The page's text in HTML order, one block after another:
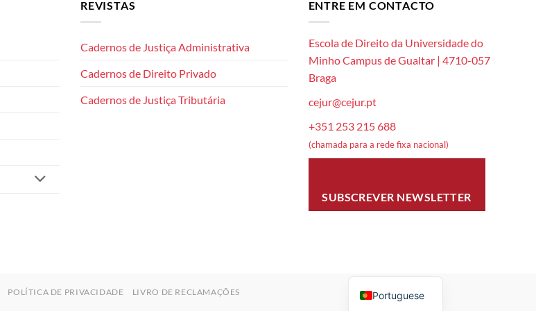
REVISTAS
Cadernos de Justiça Administrativa
Cadernos de Direito Privado
Cadernos de Justiça Tributária
ENTRE EM CONTACTO
Escola de Direito da Universidade do
Minho Campus de Gualtar | 4710-057
Braga
cejur@cejur.pt
+351 253 215 688
(chamada para a rede fixa nacional)
SUBSCREVER NEWSLETTER
POLÍTICA DE PRIVACIDADE LIVRO DE RECLAMAÇÕES Portuguese